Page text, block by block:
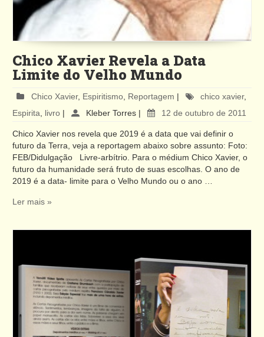
Chico Xavier Revela a Data
Limite do Velho Mundo
Chico Xavier, Espiritismo Reportagem | chico xavier,
Espirita
livro | Kleber Torres | 12 de outubro de 2011
Chico Xavier nos revela que 2019 é a data que vai definir o
futuro da Terra, veja a reportagem abaixo sobre assunto: Foto:
FEB/Didulgação Livre-arbítrio. Para o médium Chico Xavier, o
futuro da humanidade será fruto de suas escolhas. O ano de
2019 é a data- limite para o Velho Mundo ou o ano …
Ler mais »